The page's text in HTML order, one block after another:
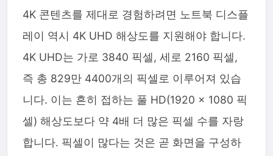
4K 콘텐츠를 제대로 경험하려면 노트북 디스플
레이 역시 4K UHD 해상도를 지원해야 합니다.
4K UHD는 가로 3840 픽셀, 세로 2160 픽셀,
즉 총 829만 4400개의 픽셀로 이루어져 있습
니다. 이는 흔히 접하는 풀 HD(1920 x 1080 픽
셀) 해상도보다 약 4배 더 많은 픽셀 수를 자랑
합니다. 픽셀이 많다는 것은 곧 화면을 구성하